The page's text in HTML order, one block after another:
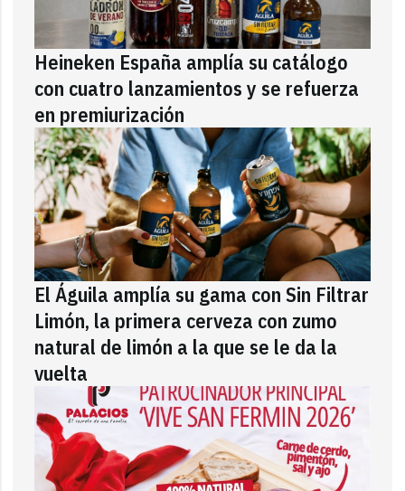
Heineken España amplía su catálogo
con cuatro lanzamientos y se refuerza
en premiurización
El Águila amplía su gama con Sin Filtrar
Limón, la primera cerveza con zumo
natural de limón a la que se le da la
vuelta